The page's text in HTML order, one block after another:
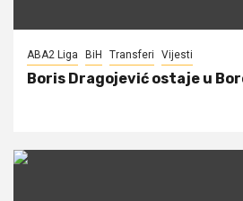
ABA2 Liga BiH Transferi Vijesti
Boris Dragojević ostaje u